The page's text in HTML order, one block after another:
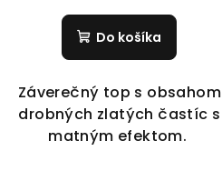
Do košíka
Záverečný top s obsahom
drobných zlatých častíc s
matným efektom.